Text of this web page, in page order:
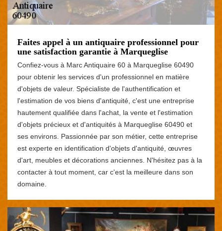
Faites appel à un antiquaire professionnel pour
une satisfaction garantie à Marqueglise
Confiez-vous à Marc Antiquaire 60 à Marqueglise 60490
pour obtenir les services d'un professionnel en matière
d'objets de valeur. Spécialiste de l'authentification et
l'estimation de vos biens d'antiquité, c'est une entreprise
hautement qualifiée dans l'achat, la vente et l'estimation
d'objets précieux et d'antiquités à Marqueglise 60490 et
ses environs. Passionnée par son métier, cette entreprise
est experte en identification d'objets d'antiquité, œuvres
d'art, meubles et décorations anciennes. N'hésitez pas à la
contacter à tout moment, car c'est la meilleure dans son
domaine.